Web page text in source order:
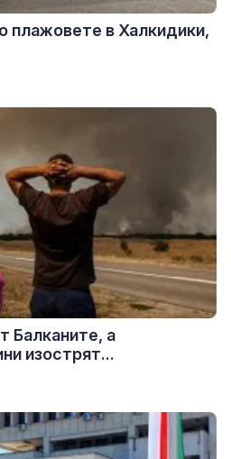
плажовете в Халкидики,
Балканите, а
изострят...